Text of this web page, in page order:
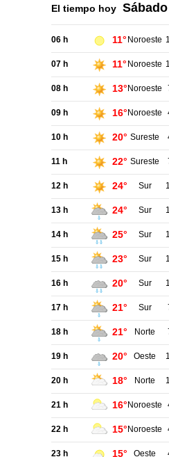
El tiempo hoy Sábado
06 h 11° Noroeste
07 h 11° Noroeste
08 h 13° Noroeste
09 h 16° Noroeste
10 h 20° Sureste
11 h 22° Sureste
12 h 24° Sur
13 h 24° Sur
14 h 25° Sur
15 h 23° Sur
16 h 20° Sur
17 h 21° Sur
18 h 21° Norte
19 h 20° Oeste
20 h 18° Norte
21 h 16° Noroeste
22 h 15° Noroeste
23 h 15° Oeste